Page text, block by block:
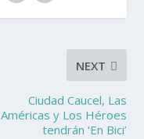
NEXT
Ciudad Caucel, Las
Américas y Los Héroes
tendrán ‘En Bici’